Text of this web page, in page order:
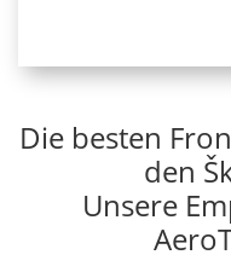
Die besten
den
Unsere